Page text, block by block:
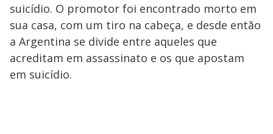
suicídio. O promotor foi encontrado morto em
sua casa, com um tiro na cabeça, e desde então
a Argentina se divide entre aqueles que
acreditam em assassinato e os que apostam
em suicídio.